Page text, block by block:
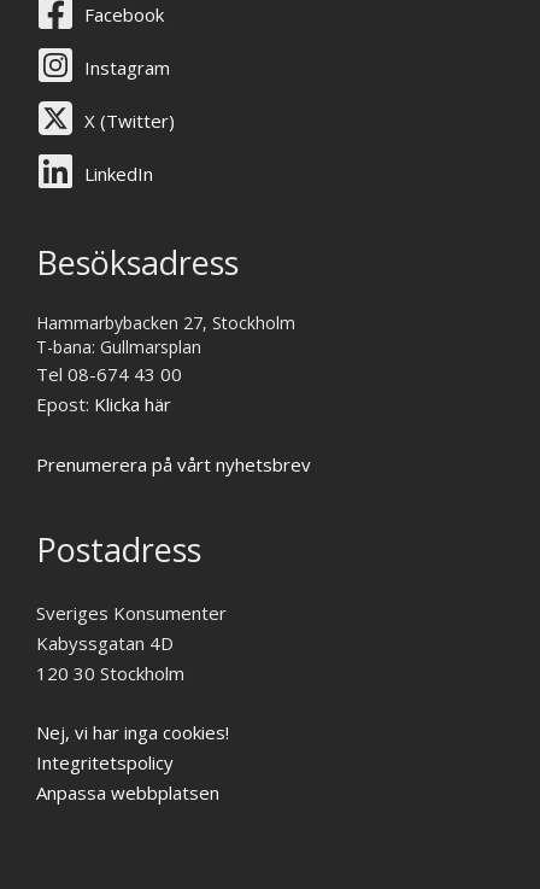
Facebook
Instagram
X (Twitter)
LinkedIn
Besöksadress
Hammarbybacken 27, Stockholm
T-bana: Gullmarsplan
Tel 08-674 43 00
Epost: Klicka här
Prenumerera på vårt nyhetsbrev
Postadress
Sveriges Konsumenter
Kabyssgatan 4D
120 30 Stockholm
Nej, vi har inga cookies!
Integritetspolicy
Anpassa webbplatsen